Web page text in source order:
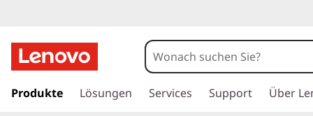
u
Produkte Lösungen Services Support Über